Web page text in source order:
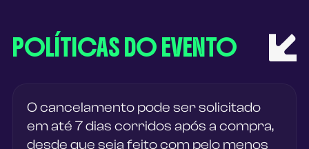
POLÍTICAS DO EVENTO
O cancelamento pode ser solicitado
em até 7 dias corridos após a compra,
desde que seja feito com pelo menos